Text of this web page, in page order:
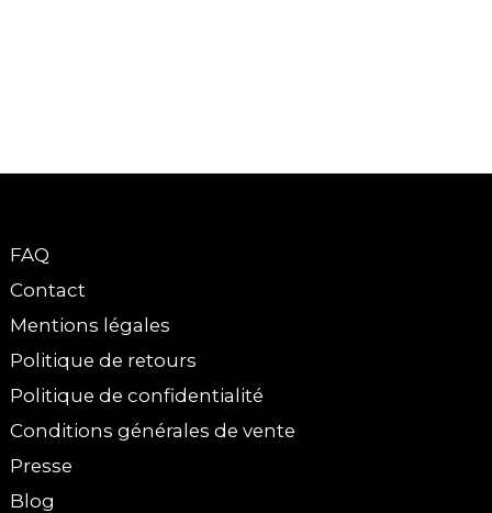
FAQ
Contact
Mentions légales
Politique de retours
Politique de confidentialité
Conditions générales de vente
Presse
Blog